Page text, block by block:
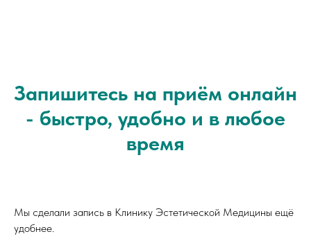
Запишитесь на приём онлайн
- быстро, удобно и в любое
время
Мы сделали запись в Клинику Эстетической Медицины ещё
удобнее.